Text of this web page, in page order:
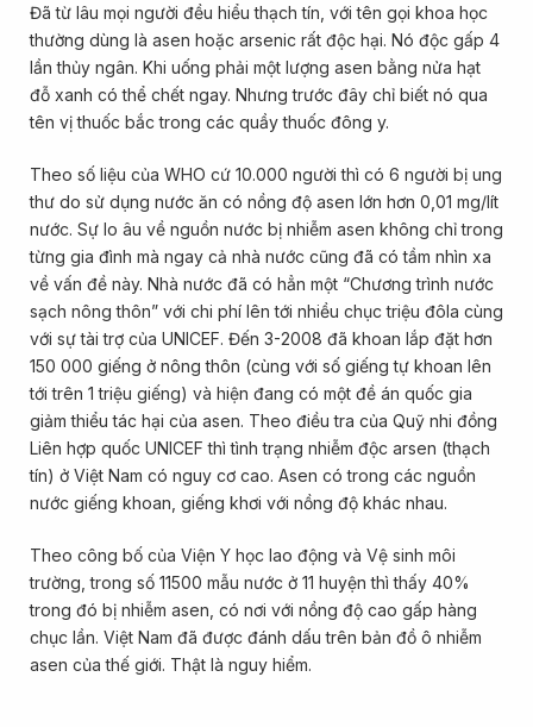
Đã từ lâu mọi người đều hiểu thạch tín, với tên gọi khoa học
thường dùng là asen hoặc arsenic rất độc hại. Nó độc gấp 4
lần thủy ngân. Khi uống phải một lượng asen bằng nửa hạt
đỗ xanh có thể chết ngay. Nhưng trước đây chỉ biết nó qua
tên vị thuốc bắc trong các quầy thuốc đông y.
Theo số liệu của WHO cứ 10.000 người thì có 6 người bị ung
thư do sử dụng nước ăn có nồng độ asen lớn hơn 0,01 mg/lít
nước. Sự lo âu về nguồn nước bị nhiễm asen không chỉ trong
từng gia đình mà ngay cả nhà nước cũng đã có tầm nhìn xa
về vấn đề này. Nhà nước đã có hẳn một “Chương trình nước
sạch nông thôn” với chi phí lên tới nhiều chục triệu đôla cùng
với sự tài trợ của UNICEF. Đến 3-2008 đã khoan lắp đặt hơn
150 000 giếng ở nông thôn (cùng với số giếng tự khoan lên
tới trên 1 triệu giếng) và hiện đang có một đề án quốc gia
giảm thiểu tác hại của asen. Theo điều tra của Quỹ nhi đồng
Liên hợp quốc UNICEF thì tình trạng nhiễm độc arsen (thạch
tín) ở Việt Nam có nguy cơ cao. Asen có trong các nguồn
nước giếng khoan, giếng khơi với nồng độ khác nhau.
Theo công bố của Viện Y học lao động và Vệ sinh môi
trường, trong số 11500 mẫu nước ở 11 huyện thì thấy 40%
trong đó bị nhiễm asen, có nơi với nồng độ cao gấp hàng
chục lần. Việt Nam đã được đánh dấu trên bản đồ ô nhiễm
asen của thế giới. Thật là nguy hiểm.